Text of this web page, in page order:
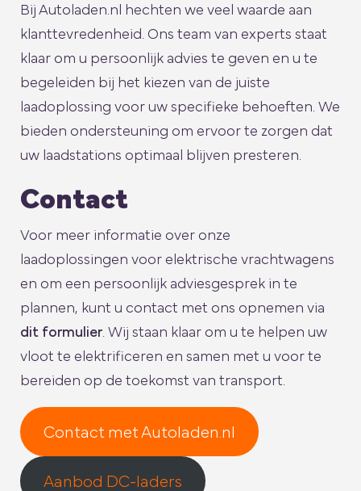
Bij Autoladen.nl hechten we veel waarde aan
klanttevredenheid. Ons team van experts staat
klaar om u persoonlijk advies te geven en u te
begeleiden bij het kiezen van de juiste
laadoplossing voor uw specifieke behoeften. We
bieden ondersteuning om ervoor te zorgen dat
uw laadstations optimaal blijven presteren.
Contact
Voor meer informatie over onze
laadoplossingen voor elektrische vrachtwagens
en om een persoonlijk adviesgesprek in te
plannen, kunt u contact met ons opnemen via
dit formulier . Wij staan klaar om u te helpen uw
vloot te elektrificeren en samen met u voor te
bereiden op de toekomst van transport.
Contact met Autoladen.nl
Aanbod DC-laders